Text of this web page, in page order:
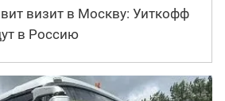
визит в Москву: Уиткофф
в Россию